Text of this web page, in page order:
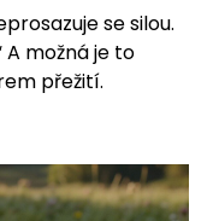
se silou.
A možná je to
přežití.